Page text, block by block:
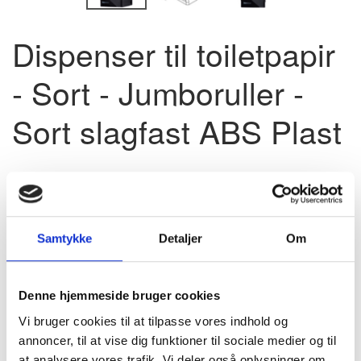
Samtykke Detaljer Om
Denne hjemmeside bruger cookies
Vi bruger cookies til at tilpasse vores indhold og
annoncer, til at vise dig funktioner til sociale medier og til
Dispenser til toiletpapir
- Sort - Jumboruller -
Sort slagfast ABS Plast
249,00
311,25
Beregnet til de store jumboruller på Ø 18 - 21 cm, med
midte/hylse på 4 cm